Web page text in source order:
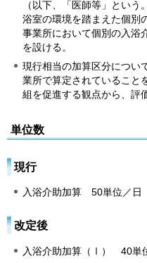
（以下、「医師等」とい
浴室の環境を踏まえた個別
事業所において個別の入浴
を設ける。
現行相当の加算区分につい
業所で算定されていること
組を促進する観点から、評
単位数
現行
入浴介助加算 50単位／日
改定後
入浴介助加算（Ⅰ） 40単